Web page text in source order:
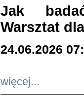
Jak
Warsztat
24.06.2026
więcej...